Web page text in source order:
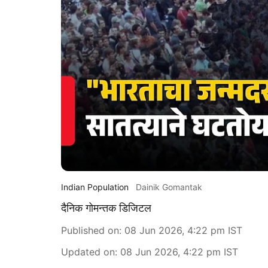
Indian Population Dainik Gomantak
दैनिक गोमन्तक डिजिटल
Published on: 08 Jun 2026, 4:22 pm IST
Updated on: 08 Jun 2026, 4:22 pm IST